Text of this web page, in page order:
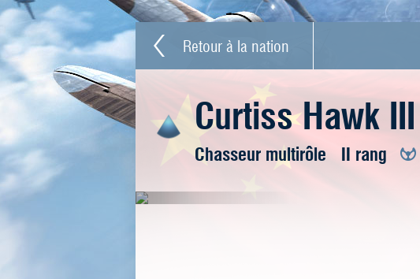
Retour à la nation
Curtiss Hawk III
Chasseur multirôle II rang